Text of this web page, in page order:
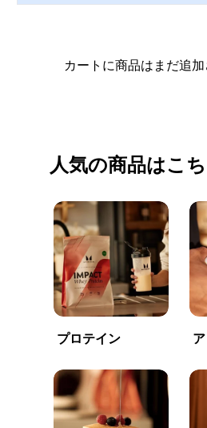
カートに商品はまだ追
人気の商品はこ
プロテイン